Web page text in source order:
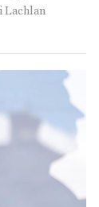
Lachlan